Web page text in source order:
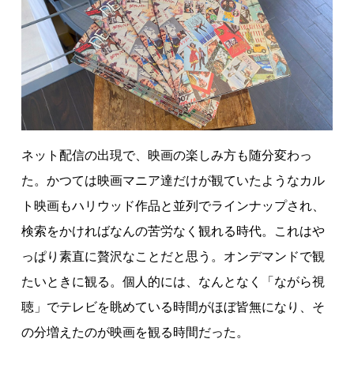
ネット配信の出現で、映画の楽しみ方も随分変わっ
た。かつては映画マニア達だけが観ていたようなカル
ト映画もハリウッド作品と並列でラインナップされ、
検索をかければなんの苦労なく観れる時代。これはや
っぱり素直に贅沢なことだと思う。オンデマンドで観
たいときに観る。個人的には、なんとなく「ながら視
聴」でテレビを眺めている時間がほぼ皆無になり、そ
の分増えたのが映画を観る時間だった。